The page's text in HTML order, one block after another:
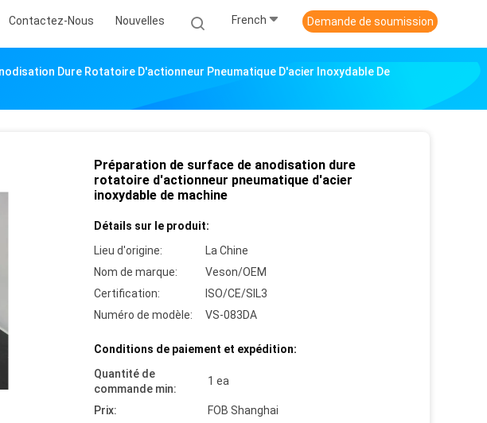
Contactez-Nous Nouvelles French Demande de soumission
Dure Rotatoire D'actionneur Pneumatique D'acier Inoxydable De
Préparation de surface de anodisation dure
rotatoire d'actionneur pneumatique d'acier
inoxydable de machine
Détails sur le produit:
Lieu d'origine:
La Chine
Nom de marque:
Veson/OEM
Certification:
ISO/CE/SIL3
Numéro de modèle:
VS-083DA
Conditions de paiement et expédition:
Quantité de
commande min:
1 ea
Prix:
FOB Shanghai